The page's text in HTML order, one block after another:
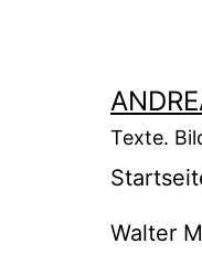
Texte.
Walter